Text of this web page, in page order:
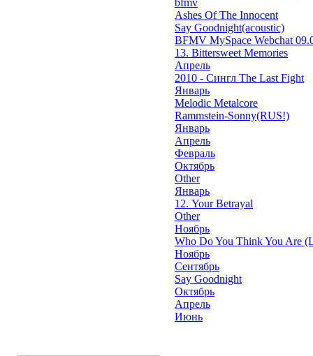
Ashes Of The Innocent
Say Goodnight(acoustic)
BFMV MySpace Webchat
13. Bittersweet Memories
Апрель
2010 - Сингл The Last Fight
Январь
Melodic Metalcore
Rammstein-Sonny(RUS!)
Январь
Апрель
Февраль
Октябрь
Other
Январь
12. Your Betrayal
Other
Ноябрь
Who Do You Think You Are
Ноябрь
Сентябрь
Say Goodnight
Октябрь
Апрель
Июнь